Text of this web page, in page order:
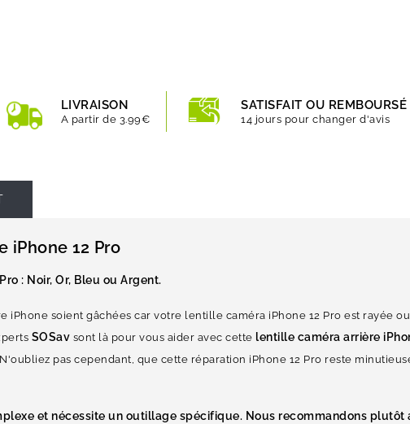
LIVRAISON
A partir de 3.99€
SATISFAIT OU REMBOURSÉ
14 jours pour changer d'avis
12 Pro
: Noir, Or, Bleu ou Argent.
iPhone soient gâchées car votre lentille caméra iPhone 12 Pro est rayée
SOSav sont là pour vous aider avec cette lentille caméra arrière
pas cependant, que cette réparation iPhone 12 Pro reste
et nécessite un outillage spécifique. Nous recommandons